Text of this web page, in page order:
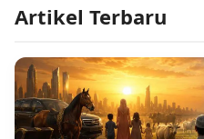
Artikel Terbaru